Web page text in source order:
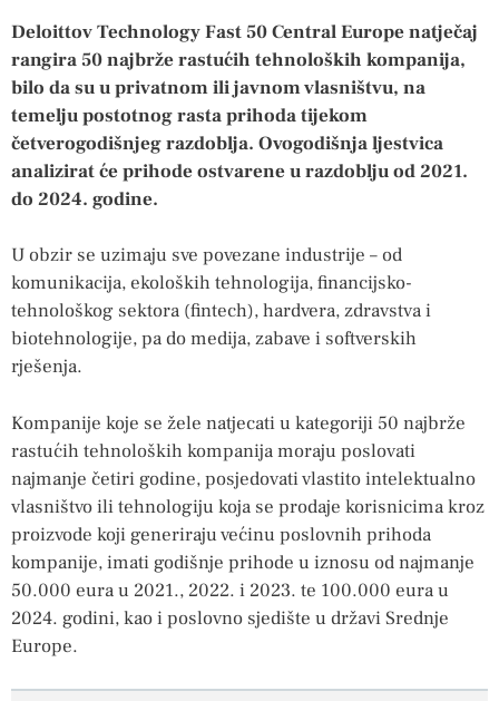
Deloittov Technology Fast 50 Central Europe natječaj
rangira 50 najbrže rastućih tehnoloških kompanija,
bilo da su u privatnom ili javnom vlasništvu, na
temelju postotnog rasta prihoda tijekom
četverogodišnjeg razdoblja. Ovogodišnja ljestvica
analizirat će prihode ostvarene u razdoblju od 2021.
do 2024. godine.
U obzir se uzimaju sve povezane industrije – od
komunikacija, ekoloških tehnologija, financijsko-
tehnološkog sektora (fintech), hardvera, zdravstva i
biotehnologije, pa do medija, zabave i softverskih
rješenja.
Kompanije koje se žele natjecati u kategoriji 50 najbrže
rastućih tehnoloških kompanija moraju poslovati
najmanje četiri godine, posjedovati vlastito intelektualno
vlasništvo ili tehnologiju koja se prodaje korisnicima kroz
proizvode koji generiraju većinu poslovnih prihoda
kompanije, imati godišnje prihode u iznosu od najmanje
50.000 eura u 2021., 2022. i 2023. te 100.000 eura u
2024. godini, kao i poslovno sjedište u državi Srednje
Europe.